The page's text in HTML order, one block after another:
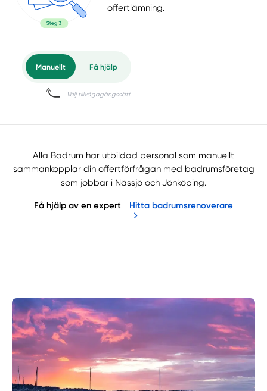
offertlämning.
Alla Badrum har utbildad personal som manuellt
sammankopplar din offertförfrågan med badrumsföretag
som jobbar i Nässjö och Jönköping.
Få hjälp av en expert Hitta badrumsrenoverare